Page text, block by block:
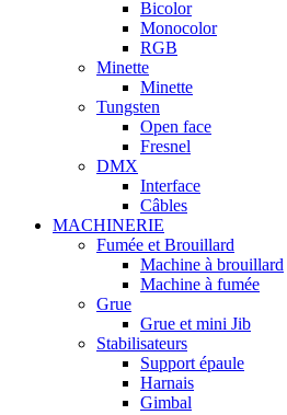
Bicolor
Monocolor
RGB
Minette
Minette
Tungsten
Open face
Fresnel
DMX
Interface
Câbles
MACHINERIE
Fumée et Brouillard
Machine à brouillard
Machine à fumée
Grue
Grue et mini Jib
Stabilisateurs
Support épaule
Harnais
Gimbal